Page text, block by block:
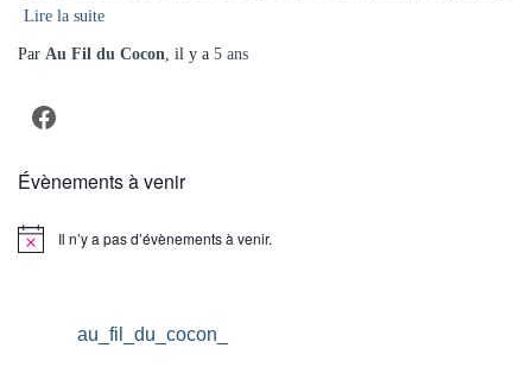
Lire la suite
Par Au Fil du Cocon , il y a 5 ans
Facebook
Évènements à venir
Notice Il n’y a pas d’évènements à venir.
au_fil_du_cocon_